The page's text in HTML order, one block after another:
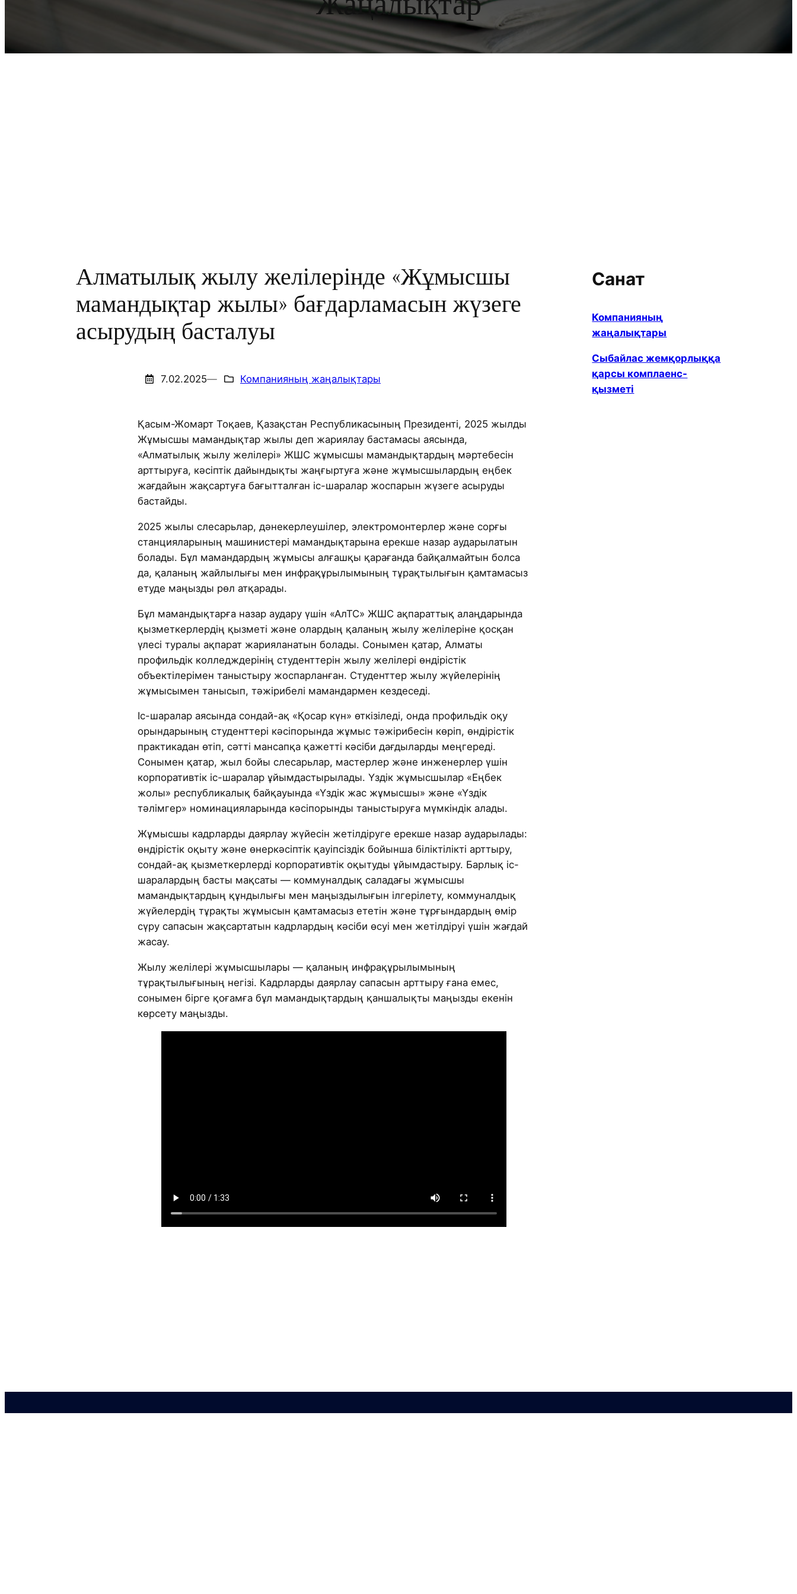
Алматылық жылу желілерінде «Жұмысшы
мамандықтар жылы» бағдарламасын жүзеге
асырудың басталуы
7.02.2025— Компанияның жаңалықтары
Қасым-Жомарт Тоқаев, Қазақстан Республикасының Президенті, 2025 жылды
Жұмысшы мамандықтар жылы деп жариялау бастамасы аясында,
«Алматылық жылу желілері» ЖШС жұмысшы мамандықтардың мәртебесін
арттыруға, кәсіптік дайындықты жаңғыртуға және жұмысшылардың еңбек
жағдайын жақсартуға бағытталған іс-шаралар жоспарын жүзеге асыруды
бастайды.
2025 жылы слесарьлар, дәнекерлеушілер, электромонтерлер және сорғы
станцияларының машинистері мамандықтарына ерекше назар аударылатын
болады. Бұл мамандардың жұмысы алғашқы қарағанда байқалмайтын болса
да, қаланың жайлылығы мен инфрақұрылымының тұрақтылығын қамтамасыз
етуде маңызды рөл атқарады.
Бұл мамандықтарға назар аудару үшін «АлТС» ЖШС ақпараттық алаңдарында
қызметкерлердің қызметі және олардың қаланың жылу желілеріне қосқан
үлесі туралы ақпарат жарияланатын болады. Сонымен қатар, Алматы
профильдік колледждерінің студенттерін жылу желілері өндірістік
объектілерімен таныстыру жоспарланған. Студенттер жылу жүйелерінің
жұмысымен танысып, тәжірибелі мамандармен кездеседі.
Іс-шаралар аясында сондай-ақ «Қосар күн» өткізіледі, онда профильдік оқу
орындарының студенттері кәсіпорында жұмыс тәжірибесін көріп, өндірістік
практикадан өтіп, сәтті мансапқа қажетті кәсіби дағдыларды меңгереді.
Сонымен қатар, жыл бойы слесарьлар, мастерлер және инженерлер үшін
корпоративтік іс-шаралар ұйымдастырылады. Үздік жұмысшылар «Еңбек
жолы» республикалық байқауында «Үздік жас жұмысшы» және «Үздік
тәлімгер» номинацияларында кәсіпорынды таныстыруға мүмкіндік алады.
Жұмысшы кадрларды даярлау жүйесін жетілдіруге ерекше назар аударылады:
өндірістік оқыту және өнеркәсіптік қауіпсіздік бойынша біліктілікті арттыру,
сондай-ақ қызметкерлерді корпоративтік оқытуды ұйымдастыру. Барлық іс-
шаралардың басты мақсаты — коммуналдық саладағы жұмысшы
мамандықтардың құндылығы мен маңыздылығын ілгерілету, коммуналдық
жүйелердің тұрақты жұмысын қамтамасыз ететін және тұрғындардың өмір
сүру сапасын жақсартатын кадрлардың кәсіби өсуі мен жетілдіруі үшін жағдай
жасау.
Жылу желілері жұмысшылары — қаланың инфрақұрылымының
тұрақтылығының негізі. Кадрларды даярлау сапасын арттыру ғана емес,
сонымен бірге қоғамға бұл мамандықтардың қаншалықты маңызды екенін
көрсету маңызды.
Санат
Компанияның
жаңалықтары
Сыбайлас жемқорлыққа
қарсы комплаенс-
қызметі